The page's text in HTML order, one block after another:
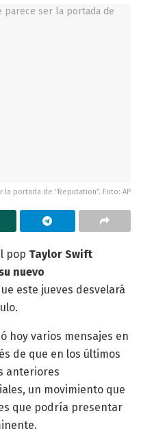
portada de “Reputation”. Foto: AP
pop Taylor Swift
nuevo
este jueves desvelará
hoy varios mensajes en
de que en los últimos
anteriores
un movimiento que
que podría presentar